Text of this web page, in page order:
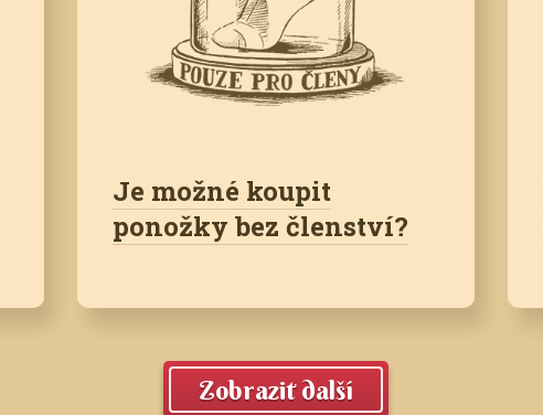
Je možné koupit
ponožky bez členství?
Zobrazit další